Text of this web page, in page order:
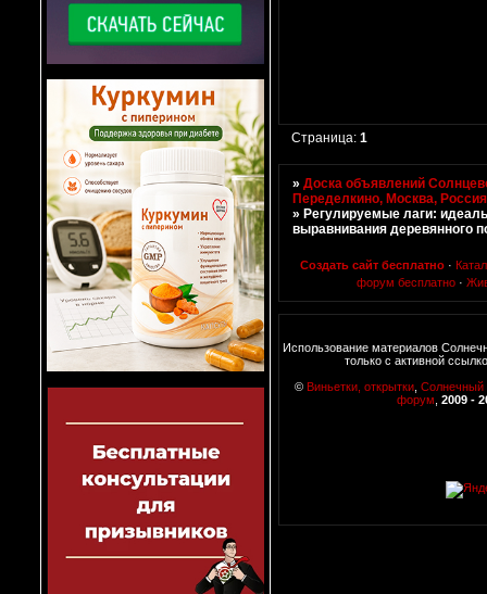
Страница:1
»Доска объявлений
Переделкино, Москва, Россия
»Регулируемые лаги:
выравнивания деревянного
Создать сайт бесплатно ·
форум бесплатно ·
Использование материалов
только с активной
© Виньетки, открытки,
форум 2009 -